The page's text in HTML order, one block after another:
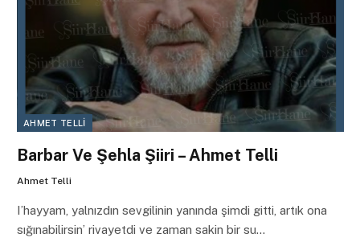
AHMET TELLI
Barbar Ve Şehla Şiiri – Ahmet Telli
Ahmet Telli
I’hayyam, yalnızdın sevgilinin yanında şimdi gitti, artık ona
sığınabilirsin’ rivayetdi ve zaman sakin bir su…